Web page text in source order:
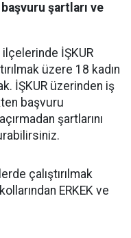
şartları ve
ilçelerinde İŞKUR
üzere 18 kadın
İŞKUR üzerinden iş
başvuru
şartlarını
çalıştırılmak
ERKEK ve